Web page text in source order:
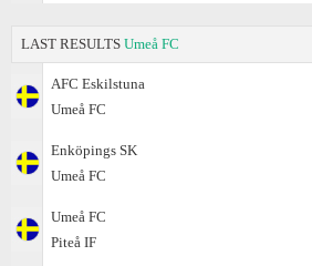
LAST RESULTS Umeå FC
AFC Eskilstuna
Umeå FC
Enköpings SK
Umeå FC
Umeå FC
Piteå IF